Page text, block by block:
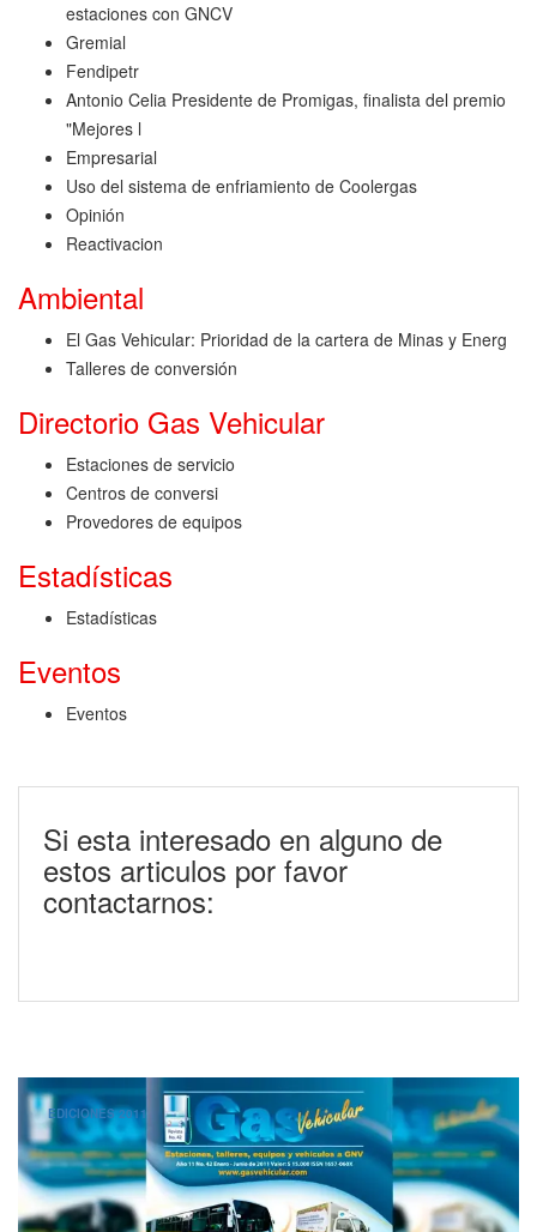
estaciones con GNCV
Gremial
Fendipetr
Antonio Celia Presidente de Promigas, finalista del premio
"Mejores l
Empresarial
Uso del sistema de enfriamiento de Coolergas
Opinión
Reactivacion
Ambiental
El Gas Vehicular: Prioridad de la cartera de Minas y Energ
Talleres de conversión
Directorio Gas Vehicular
Estaciones de servicio
Centros de conversi
Provedores de equipos
Estadísticas
Estadísticas
Eventos
Eventos
Si esta interesado en alguno de
estos articulos por favor
contactarnos:
EDICIONES 2011